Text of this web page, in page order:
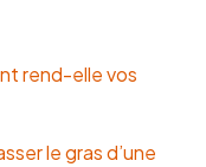
rend-elle vos
le gras d’une